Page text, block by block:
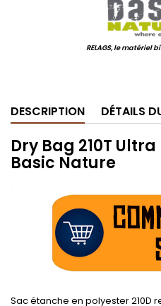
RELAGS, le matériel
DESCRIPTION DÉTAILS
Dry Bag 210T
Basic Nature
.
Sac étanche en polyester 210D